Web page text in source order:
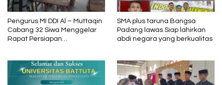
Pengurus MI DDI Al – Muttaqin
Cabang 32 Siwa Menggelar
Rapat Persiapan
SMA plus taruna Bangsa
Padang lawas Siap lahirkan
abdi negara yang berkualitas